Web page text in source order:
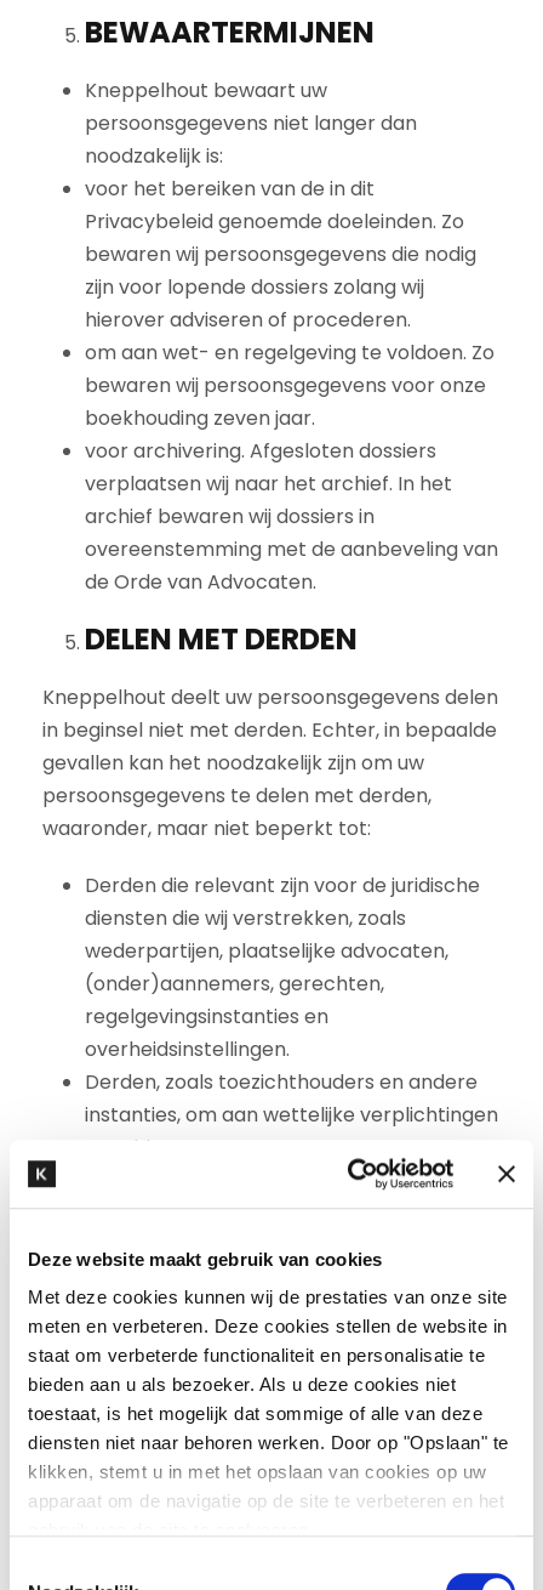
Deze website maakt gebruik van cookies
Met deze cookies kunnen wij de prestaties van onze site
meten en verbeteren. Deze cookies stellen de website in
staat om verbeterde functionaliteit en personalisatie te
bieden aan u als bezoeker. Als u deze cookies niet
toestaat, is het mogelijk dat sommige of alle van deze
diensten niet naar behoren werken. Door op "Opslaan" te
klikken, stemt u in met het opslaan van cookies op uw
apparaat om de navigatie op de site te verbeteren en het
BEWAARTERMIJNEN
Kneppelhout bewaart uw
persoonsgegevens niet langer dan
noodzakelijk is:
voor het bereiken van de in dit
Privacybeleid genoemde doeleinden. Zo
bewaren wij persoonsgegevens die nodig
zijn voor lopende dossiers zolang wij
hierover adviseren of procederen.
om aan wet- en regelgeving te voldoen. Zo
bewaren wij persoonsgegevens voor onze
boekhouding zeven jaar.
voor archivering. Afgesloten dossiers
verplaatsen wij naar het archief. In het
archief bewaren wij dossiers in
overeenstemming met de aanbeveling van
de Orde van Advocaten.
DELEN MET DERDEN
Kneppelhout deelt uw persoonsgegevens delen
in beginsel niet met derden. Echter, in bepaalde
gevallen kan het noodzakelijk zijn om uw
persoonsgegevens te delen met derden,
waaronder, maar niet beperkt tot:
Derden die relevant zijn voor de juridische
diensten die wij verstrekken, zoals
wederpartijen, plaatselijke advocaten,
(onder)aannemers, gerechten,
regelgevingsinstanties en
overheidsinstellingen.
Derden, zoals toezichthouders en andere
instanties, om aan wettelijke verplichtingen
te voldoen.
Externe leveranciers in verband met de
verwerking van uw persoonsgegevens voor
de in dit Privacybeleid omschreven
doeleinden, zoals ICT-leveranciers,
leveranciers van communicatiediensten
dan wel andere leveranciers aan wie wij
bepaalde ondersteunende diensten
uitbesteden.
Doorgifte van uw persoonsgegevens naar
bovenstaande derde partijen geschiedt alleen